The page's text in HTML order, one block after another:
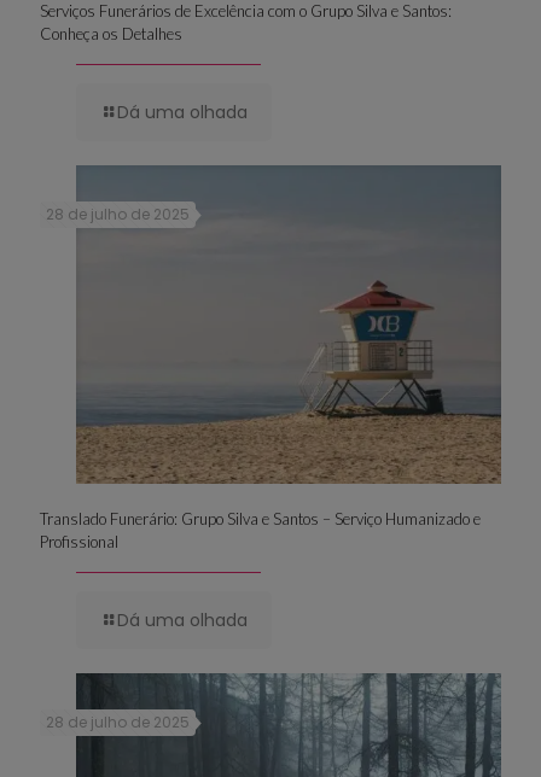
Serviços Funerários de Excelência com o Grupo Silva e Santos:
Conheça os Detalhes
Dá uma olhada
28 de julho de 2025
Translado Funerário: Grupo Silva e Santos – Serviço Humanizado e
Profissional
Dá uma olhada
28 de julho de 2025